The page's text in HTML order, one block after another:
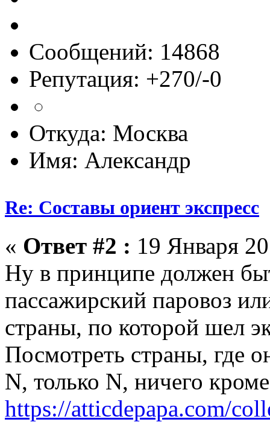
Сообщений: 14868
Репутация: +270/-0
Откуда: Москва
Имя: Александр
Re: Составы ориент экспресс
« Ответ #2 : 19 Января
Ну в принципе должен
пассажирский паровоз
страны, по которой шел
Посмотреть страны, где
N, только N, ничего
https://atticdepapa.com/